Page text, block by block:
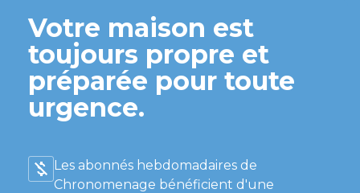
Votre maison est
toujours propre et
préparée pour toute
urgence.
Les abonnés hebdomadaires de
Chronomenage bénéficient d'une